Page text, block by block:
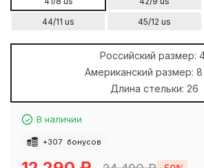
44/11 us
45/12 us
Российский размер:
Американский размер: 8
Длина стельки: 26
В наличии
+307 бонусов